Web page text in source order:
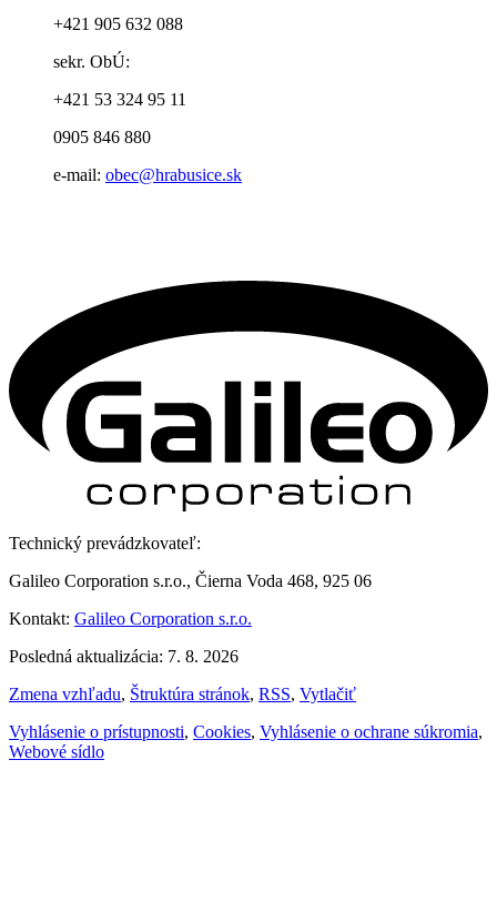
+421 905 632 088
sekr. ObÚ:
+421 53 324 95 11
0905 846 880
e-mail: obec@hrabusice.sk
Technický prevádzkovateľ:
Galileo Corporation s.r.o., Čierna Voda 468, 925 06
Kontakt: Galileo Corporation s.r.o.
Posledná aktualizácia: 7. 8. 2026
Zmena vzhľadu, Štruktúra stránok, RSS, Vytlačiť
Vyhlásenie o prístupnosti, Cookies, Vyhlásenie o ochrane súkromia,
Webové sídlo